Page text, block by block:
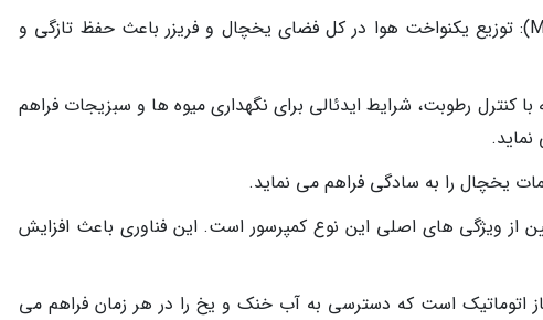
سیستم جریان هوای چندگانه (Multi Air Flow): توزیع یکنواخت هوا در کل فضای یخچال و فریزر باعث حفظ تازگی و
کنترل رطوبت، شرایط ایدئالی برای نگهداری میوه ها و سبزیجات فراهم
یخچال را به سادگی فراهم می نماید.
از ویژگی های اصلی این نوع کمپرسور است. این فناوری باعث افزایش
اتوماتیک است که دسترسی به آب خنک و یخ را در هر زمان فراهم می